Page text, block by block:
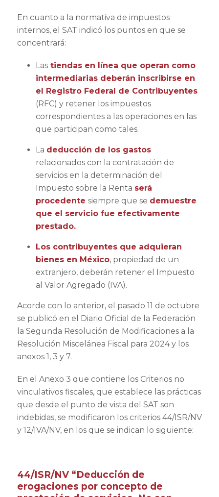
En cuanto a la normativa de impuestos
internos, el SAT indicó los puntos en que se
concentrará:
Lastiendas en línea que operan como
intermediarias deberán inscribirse en
el Registro Federal de Contribuyentes
(RFC) y retener los impuestos
correspondientes a las operaciones en las
que participan como tales.
La deducción de los gastos
relacionados con la contratación de
servicios en la determinación del
Impuesto sobre la Renta será
procedente siempre que se demuestre
que el servicio fue efectivamente
prestado.
Los contribuyentes que adquieran
bienes en México, propiedad de un
extranjero, deberán retener el Impuesto
al Valor Agregado (IVA).
Acorde con lo anterior, el pasado 11 de octubre
se publicó en el Diario Oficial de la Federación
la Segunda Resolución de Modificaciones a la
Resolución Miscelánea Fiscal para 2024 y los
anexos 1, 3 y 7.
En el Anexo 3 que contiene los Criterios no
vinculativos fiscales, que establece las prácticas
que desde el punto de vista del SAT son
indebidas, se modificaron los criterios 44/ISR/NV
y 12/IVA/NV, en los que se indican lo siguiente:
44/ISR/NV “Deducción de
erogaciones por concepto de